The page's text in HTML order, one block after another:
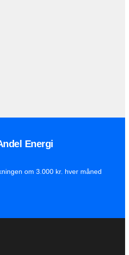
Energi
om 3.000 kr. hver måned